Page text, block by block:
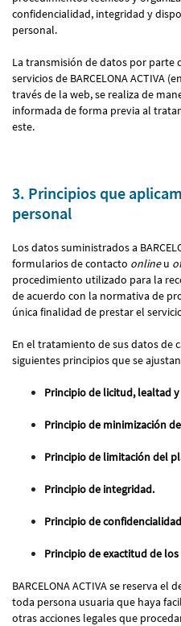
confidencialidad, integridad y
personal.
La transmisión de datos por parte
servicios de BARCELONA ACTIVA
través de la web, se realiza de
informada de forma previa al
este.
3. Principios que
personal
Los datos suministrados a
formularios de contacto onlineu
procedimiento utilizado para la
de acuerdo con la normativa de
única finalidad de prestar el
En el tratamiento de sus datos de
siguientes principios que se
Principio de licitud, lealtad
Principio de minimización
Principio de limitación del
Principio de integridad.
Principio de
Principio de exactitud de
BARCELONA ACTIVA se reserva
toda persona usuaria que haya
otras acciones legales que